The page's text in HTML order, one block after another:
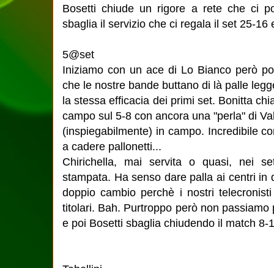
Bosetti chiude un rigore a rete che ci
sbaglia il servizio che ci regala il set 25-16
5@set
Iniziamo con un ace di Lo Bianco però
che le nostre bande buttano di là palle
la stessa efficacia dei primi set. Bonitta
campo sul 5-8 con ancora una "perla" di
(inspiegabilmente) in campo. Incredibile
a cadere pallonetti...
Chirichella, mai servita o quasi, nei
stampata. Ha senso dare palla ai centri in
doppio cambio perchè i nostri
titolari. Bah. Purtroppo però non
e poi Bosetti sbaglia chiudendo il match 8-